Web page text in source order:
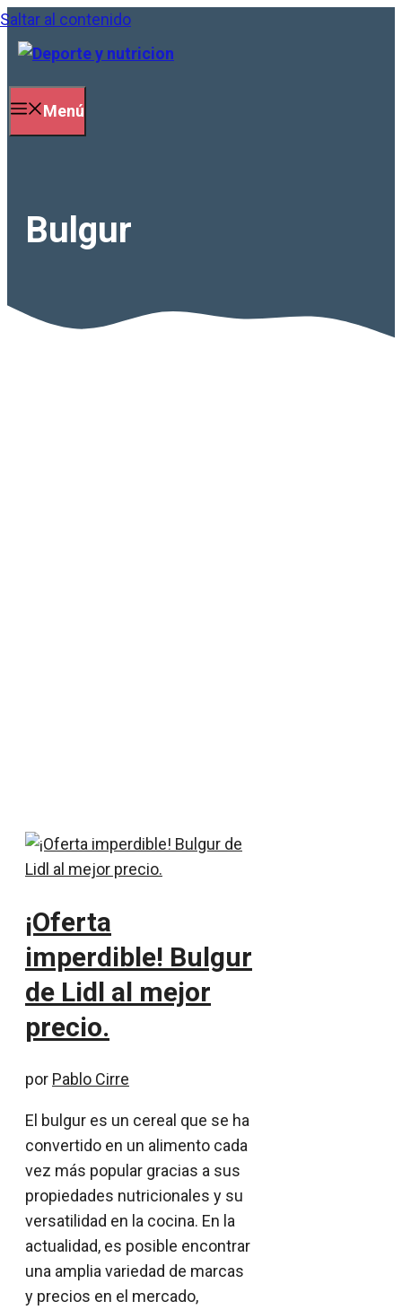
Saltar al contenido
Menú
Bulgur
¡Oferta
imperdible! Bulgur
de Lidl al mejor
precio.
por Pablo Cirre
El bulgur es un cereal que se ha
convertido en un alimento cada
vez más popular gracias a sus
propiedades nutricionales y su
versatilidad en la cocina. En la
actualidad, es posible encontrar
una amplia variedad de marcas
y precios en el mercado,